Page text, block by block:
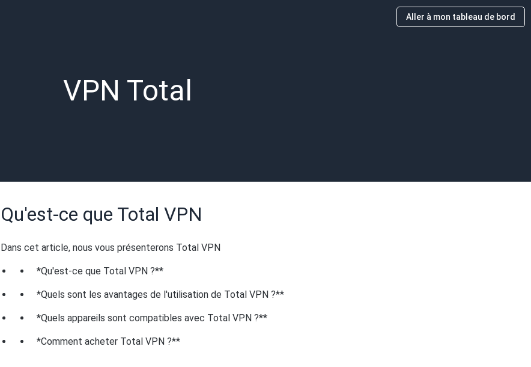
Aller à mon tableau de bord
VPN Total
Qu'est-ce que Total VPN
Dans cet article, nous vous présenterons Total VPN
*Qu'est-ce que Total VPN ?**
*Quels sont les avantages de l'utilisation de Total VPN ?**
*Quels appareils sont compatibles avec Total VPN ?**
*Comment acheter Total VPN ?**